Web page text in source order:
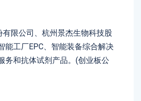
限公司、杭州景杰生物科技股
能工厂EPC、智能装备综合解决
务和抗体试剂产品。(创业板公